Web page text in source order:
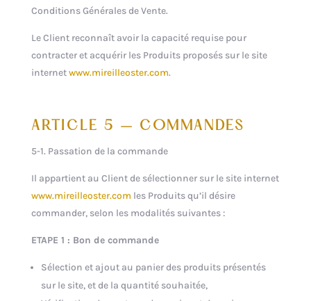
Conditions Générales de Vente.
Le Client reconnaît avoir la capacité requise pour
contracter et acquérir les Produits proposés sur le site
internetwww.mireilleoster.com.
ARTICLE 5 – COMMANDES
5-1. Passation de la commande
Il appartient au Client de sélectionner sur le site internet
www.mireilleoster.com les Produits qu’il désire
commander, selon les modalités suivantes :
ETAPE 1 : Bon de commande
Sélection et ajout au panier des produits présentés
sur le site, et de la quantité souhaitée,